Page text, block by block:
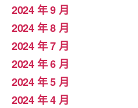
2024 年 9 月
2024 年 8 月
2024 年 7 月
2024 年 6 月
2024 年 5 月
2024 年 4 月